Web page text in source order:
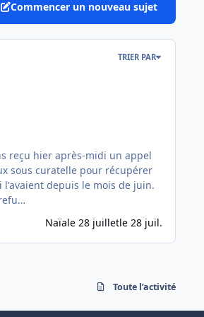
Commencer un nouveau sujet
TRIER PAR
sous curatelle pour récupérer
depuis le mois de juin.
Naïale 28 juilletle 28 juil.
Toute l’activité